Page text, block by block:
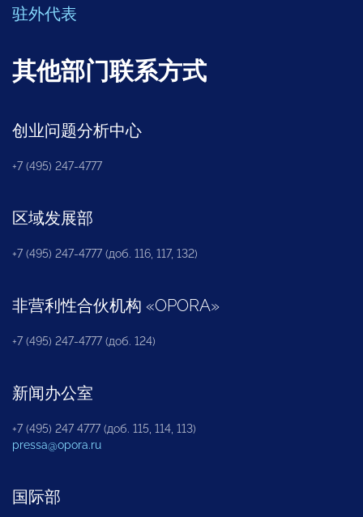
驻外代表
其他部门联系方式
创业问题分析中心
+7 (495) 247-4777
区域发展部
+7 (495) 247-4777 (доб. 116, 117, 132)
非营利性合伙机构 «OPORA»
+7 (495) 247-4777 (доб. 124)
新闻办公室
+7 (495) 247 4777 (доб. 115, 114, 113)
pressa@opora.ru
国际部